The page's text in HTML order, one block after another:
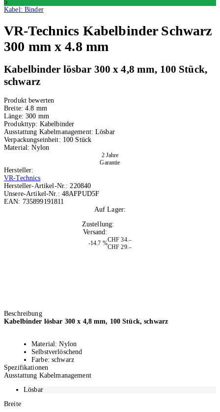
5
Kabel: Binder
VR-Technics Kabelbinder Schwarz
300 mm x 4.8 mm
Kabelbinder lösbar 300 x 4,8 mm, 100 Stück,
schwarz
Produkt bewerten
Breite:4.8 mm
Länge: 300 mm
Produkttyp: Kabelbinder
Ausstattung Kabelmanagement:Lösbar
Verpackungseinheit: 100 Stück
Material:Nylon
2 Jahre
Garantie
Hersteller:
VR-Technics
Hersteller-Artikel-Nr.: 220840
Unsere-Artikel-Nr.: 48AFPUD5F
EAN: 735899191811
Auf Lager:
Zustellung:
Versand:
-14.7 %
CHF 34.–
CHF 29.–
Beschreibung
Kabelbinder lösbar 300 x 4,8 mm, 100 Stück, schwarz
Material: Nylon
Selbstverlöschend
Farbe: schwarz
100 Stück
Spezifikationen
Ausstattung Kabelmanagement
Lösbar
Breite